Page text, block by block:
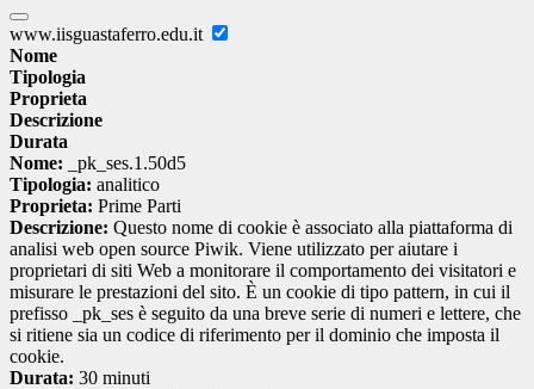
www.iisguastaferro.edu.it
Nome
Tipologia
Proprieta
Descrizione
Durata
Nome: _pk_ses.1.50d5
Tipologia: analitico
Proprieta: Prime Parti
Descrizione: Questo nome di cookie è associato alla piattaforma di
analisi web open source Piwik. Viene utilizzato per aiutare i
proprietari di siti Web a monitorare il comportamento dei visitatori e
misurare le prestazioni del sito. È un cookie di tipo pattern, in cui il
prefisso _pk_ses è seguito da una breve serie di numeri e lettere, che
si ritiene sia un codice di riferimento per il dominio che imposta il
cookie.
Durata: 30 minuti